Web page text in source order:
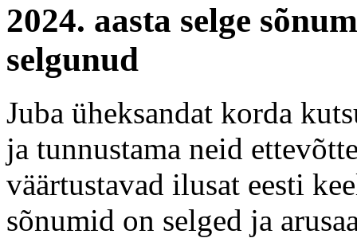
2024. aasta selge
selgunud
Juba üheksandat korda
ja tunnustama neid
väärtustavad ilusat eesti
sõnumid on selged ja